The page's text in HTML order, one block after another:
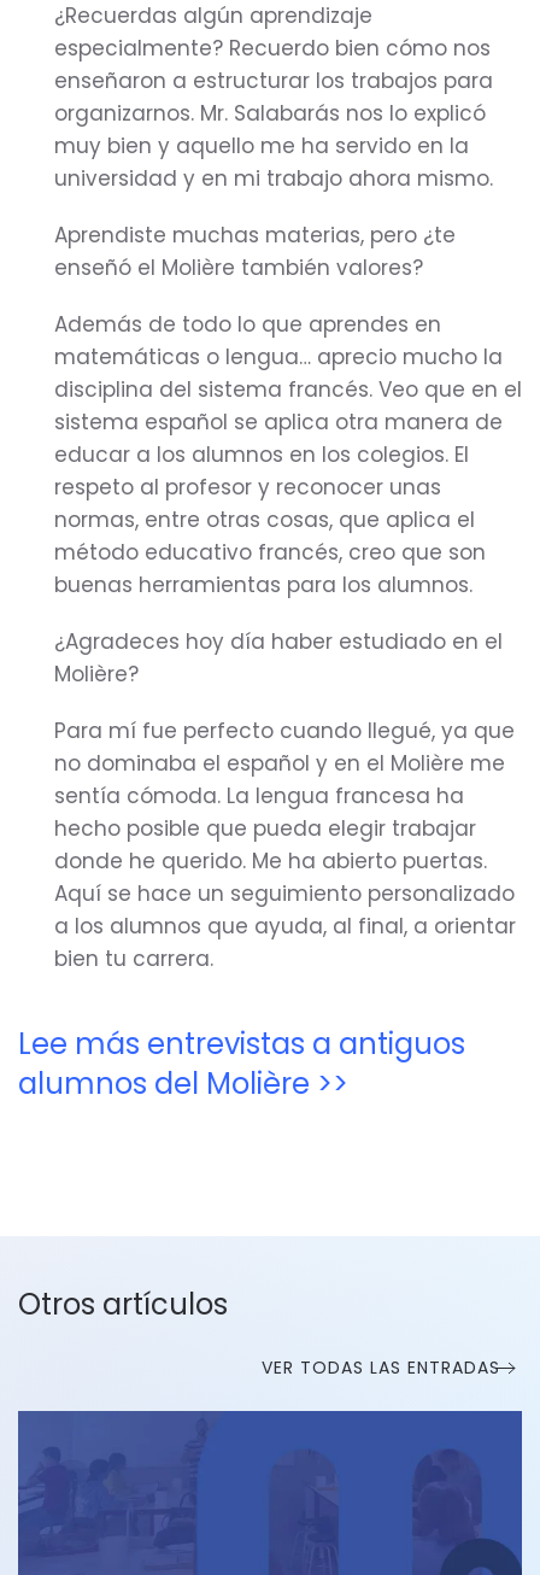
¿Recuerdas algún aprendizaje
especialmente? Recuerdo bien cómo nos
enseñaron a estructurar los trabajos para
organizarnos. Mr. Salabarás nos lo explicó
muy bien y aquello me ha servido en la
universidad y en mi trabajo ahora mismo.
Aprendiste muchas materias, pero ¿te
enseñó el Molière también valores?
Además de todo lo que aprendes en
matemáticas o lengua… aprecio mucho la
disciplina del sistema francés. Veo que en el
sistema español se aplica otra manera de
educar a los alumnos en los colegios. El
respeto al profesor y reconocer unas
normas, entre otras cosas, que aplica el
método educativo francés, creo que son
buenas herramientas para los alumnos.
¿Agradeces hoy día haber estudiado en el
Molière?
Para mí fue perfecto cuando llegué, ya que
no dominaba el español y en el Molière me
sentía cómoda. La lengua francesa ha
hecho posible que pueda elegir trabajar
donde he querido. Me ha abierto puertas.
Aquí se hace un seguimiento personalizado
a los alumnos que ayuda, al final, a orientar
bien tu carrera.
Lee más entrevistas a antiguos
alumnos del Molière >>
Otros artículos
VER TODAS LAS ENTRADAS